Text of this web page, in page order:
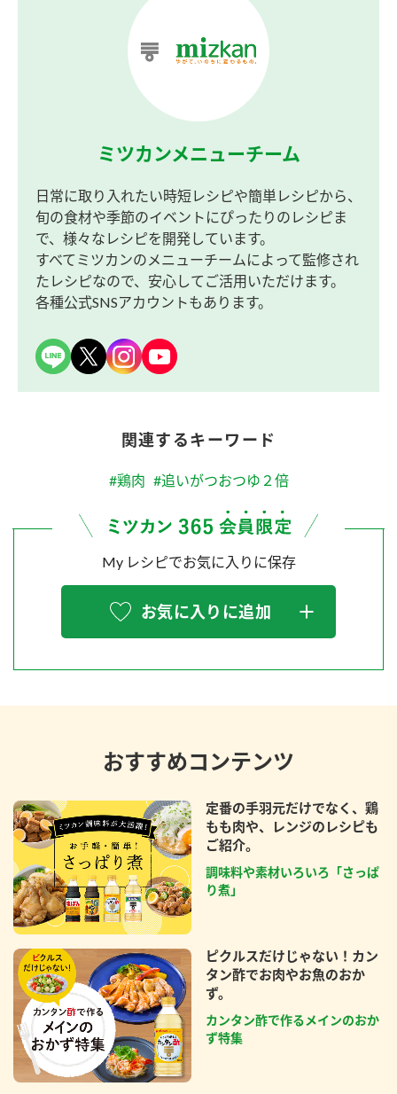
ミツカンメニューチーム
日常に取り入れたい時短レシピや簡単レシピから、
旬の食材や季節のイベントにぴったりのレシピま
で、様々なレシピを開発しています。
すべてミツカンのメニューチームによって監修され
たレシピなので、安心してご活用いただけます。
各種公式SNSアカウントもあります。
関連するキーワード
#鶏肉 #追いがつおつゆ２倍
My レシピでお気に入りに保存
お気に入りに追加
おすすめコンテンツ
定番の手羽元だけでなく、鶏
もも肉や、レンジのレシピも
ご紹介。
調味料や素材いろいろ「さっぱ
り煮」
ピクルスだけじゃない！カン
タン酢でお肉やお魚のおか
ず。
カンタン酢で作るメインのおか
ず特集